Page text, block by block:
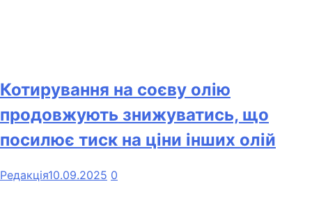
Котирування на соєву олію
продовжують знижуватись, що
посилює тиск на ціни інших олій
Редакція10.09.2025 0